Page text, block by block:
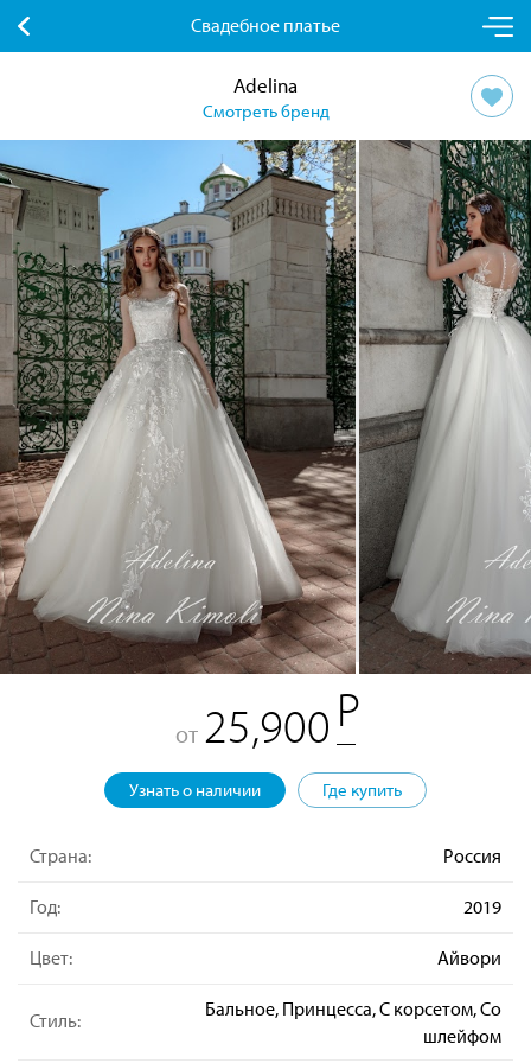
Свадебное платье
Adelina
Смотреть бренд
от 25,900
Узнать о наличии Где купить
Страна: Россия
Год: 2019
Цвет: Айвори
Стиль:
Бальное, Принцесса, С корсетом, Со
шлейфом